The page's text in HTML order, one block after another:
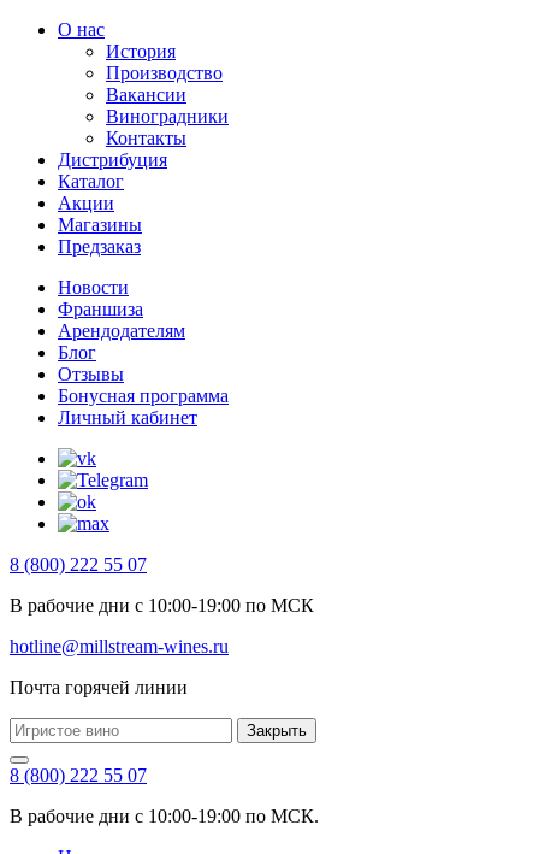
О нас
История
Производство
Вакансии
Виноградники
Контакты
Дистрибуция
Каталог
Акции
Магазины
Предзаказ
Новости
Франшиза
Арендодателям
Блог
Отзывы
Бонусная программа
Личный кабинет
8 (800) 222 55 07
В рабочие дни с 10:00-19:00 по МСК
hotline@millstream-wines.ru
Почта горячей линии
Закрыть
8 (800) 222 55 07
В рабочие дни с 10:00-19:00 по МСК.